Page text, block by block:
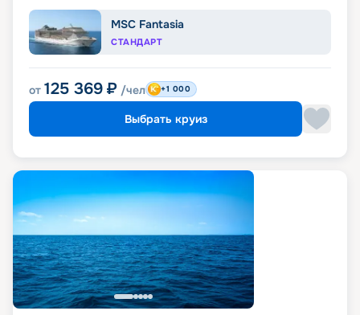
MSC Fantasia
СТАНДАРТ
от 125 369 ₽ /чел +1 000
Выбрать круиз